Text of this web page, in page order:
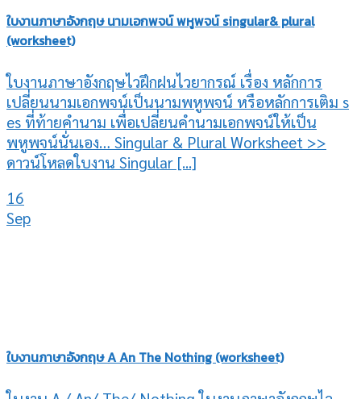
ใบงานภาษาอังกฤษ นามเอกพจน์ พหูพจน์ singular& plural
(worksheet)
ใบงานภาษาอังกฤษไวฝึกฝนไวยากรณ์ เรื่อง หลักการ
เปลี่ยนนามเอกพจน์เป็นนามพหูพจน์ หรือหลักการเติม s
es ที่ท้ายคำนาม เพื่อเปลี่ยนคำนามเอกพจน์ให้เป็น
พหูพจน์นั่นเอง… Singular & Plural Worksheet >>
ดาวน์โหลดใบงาน Singular [...]
16
Sep
ใบงานภาษาอังกฤษ A An The Nothing (worksheet)